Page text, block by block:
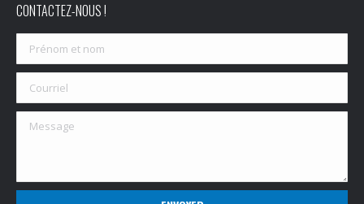
CONTACTEZ-NOUS !